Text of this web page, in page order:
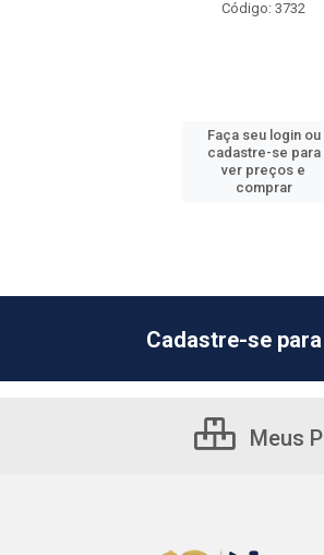
Código: 3732
Faça seu login ou
cadastre-se para
ver preços e
comprar
Cadastre-se
Meus